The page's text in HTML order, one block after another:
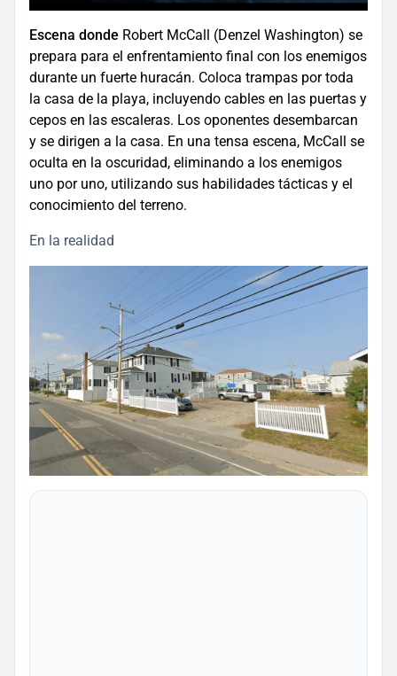
Escena donde Robert McCall (Denzel Washington) se
prepara para el enfrentamiento final con los enemigos
durante un fuerte huracán. Coloca trampas por toda
la casa de la playa, incluyendo cables en las puertas y
cepos en las escaleras. Los oponentes desembarcan
y se dirigen a la casa. En una tensa escena, McCall se
oculta en la oscuridad, eliminando a los enemigos
uno por uno, utilizando sus habilidades tácticas y el
conocimiento del terreno.
En la realidad